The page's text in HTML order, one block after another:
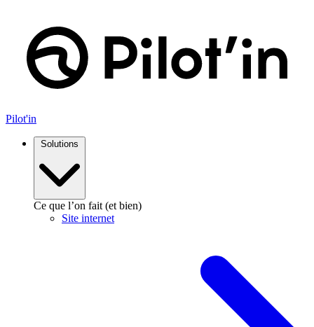
contenu
Pilot'in
Solutions
Ce que l’on fait (et bien)
Site internet